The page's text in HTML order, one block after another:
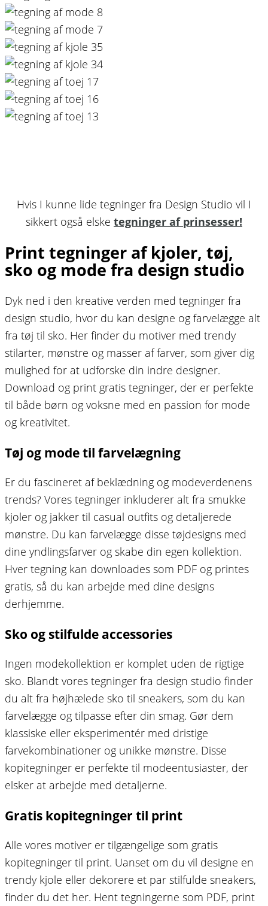
Hvis I kunne lide tegninger fra Design Studio vil I
sikkert også elske tegninger af prinsesser!
Print tegninger af kjoler, tøj,
sko og mode fra design studio
Dyk ned i den kreative verden med tegninger fra
design studio, hvor du kan designe og farvelægge alt
fra tøj til sko. Her finder du motiver med trendy
stilarter, mønstre og masser af farver, som giver dig
mulighed for at udforske din indre designer.
Download og print gratis tegninger, der er perfekte
til både børn og voksne med en passion for mode
og kreativitet.
Tøj og mode til farvelægning
Er du fascineret af beklædning og modeverdenens
trends? Vores tegninger inkluderer alt fra smukke
kjoler og jakker til casual outfits og detaljerede
mønstre. Du kan farvelægge disse tøjdesigns med
dine yndlingsfarver og skabe din egen kollektion.
Hver tegning kan downloades som PDF og printes
gratis, så du kan arbejde med dine designs
derhjemme.
Sko og stilfulde accessories
Ingen modekollektion er komplet uden de rigtige
sko. Blandt vores tegninger fra design studio finder
du alt fra højhælede sko til sneakers, som du kan
farvelægge og tilpasse efter din smag. Gør dem
klassiske eller eksperimentér med dristige
farvekombinationer og unikke mønstre. Disse
kopitegninger er perfekte til modeentusiaster, der
elsker at arbejde med detaljerne.
Gratis kopitegninger til print
Alle vores motiver er tilgængelige som gratis
kopitegninger til print. Uanset om du vil designe en
trendy kjole eller dekorere et par stilfulde sneakers,
finder du det her. Hent tegningerne som PDF, print